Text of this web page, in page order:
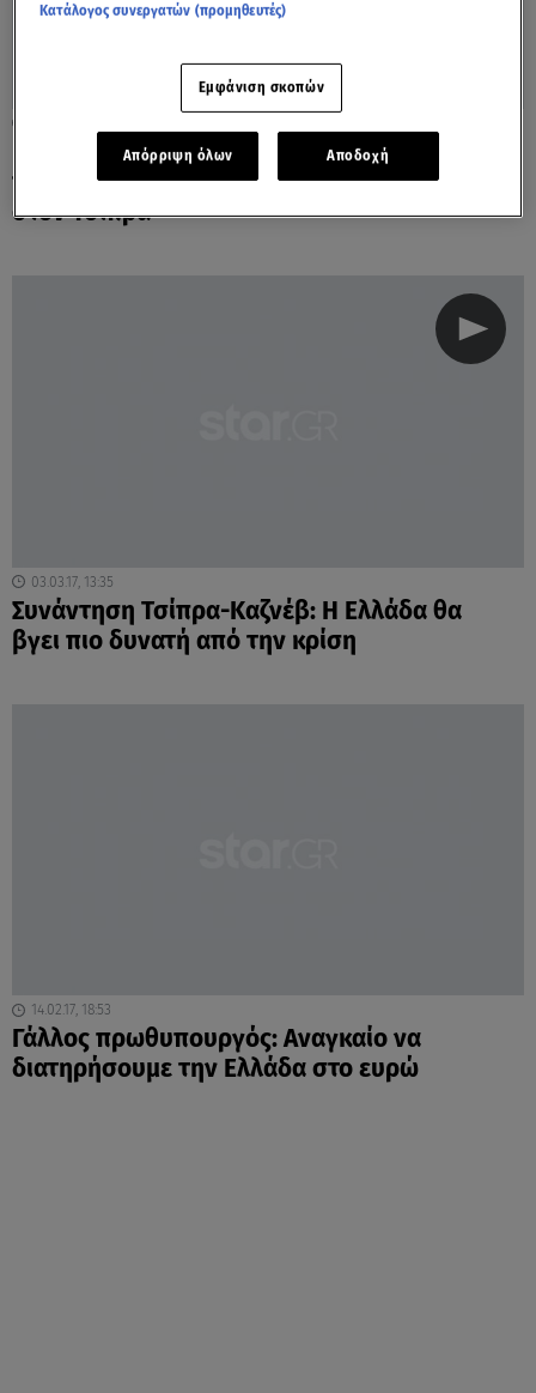
Ελλάς-Γαλλία, συμμαχία! «Θα είμαστε
πάντα στο πλευρό σας» είπε ο Καζνέβ
στον Τσίπρα
03.03.17, 13:35
Συνάντηση Τσίπρα-Καζνέβ: Η Ελλάδα θα
βγει πιο δυνατή από την κρίση
14.02.17, 18:53
Γάλλος πρωθυπουργός: Αναγκαίο να
διατηρήσουμε την Ελλάδα στο ευρώ
Κατάλογος συνεργατών (προμηθευτές)
Εμφάνιση σκοπών
Απόρριψη όλων Αποδοχή